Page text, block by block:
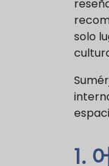
solo
1.